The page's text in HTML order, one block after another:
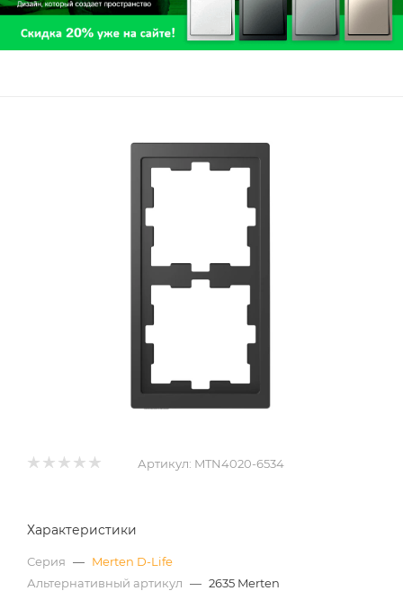
Артикул: MTN4020-6534
Характеристики
Серия — Merten D-Life
Альтернативный артикул — 2635 Merten